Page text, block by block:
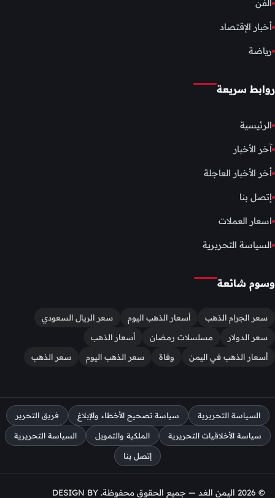
الفن
أخبار الإقتصاد
رياضة
روابط سريعة
الرئيسية
آخر الأخبار
أخر الأخبار العاجلة
إتصل بنا
اسعار العملات
السياسة التحريرية
وسوم شائعة
سعر الجرام الذهب أسعار الذهب اليوم
سعر الريال السعودي
سعر الدولار
مسلسلات رمضان
أسعار الذهب
أسعار الذهب في اليمن
وفاة سعر الذهب اليوم سعر الذهب
السياسة التحريرية سياسة تصحيح الأخطاء والإبلاغ فريق التحرير
سياسة الأخلاقيات التحريرية الملكية والتمويل السياسة التحريرية
إتصل بنا
© 2026 اليمن الغد — جميع الحقوق محفوظة. DESIGN BY